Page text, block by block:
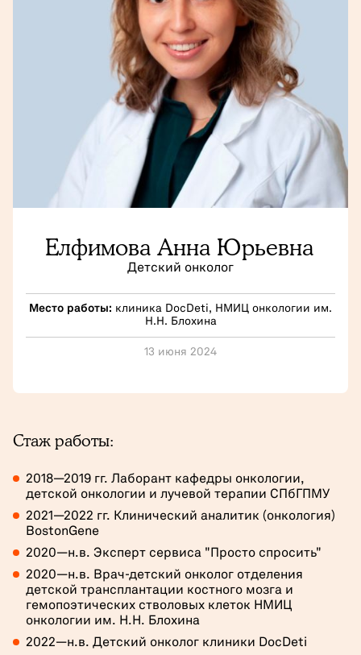
Елфимова Анна Юрьевна
Детский онколог
Место работы: клиника DocDeti, НМИЦ онкологии им.
Н.Н. Блохина
13 июня 2024
Стаж работы:
2018—2019 гг. Лаборант кафедры онкологии,
детской онкологии и лучевой терапии СПбГПМУ
2021—2022 гг. Клинический аналитик (онкология)
BostonGene
2020—н.в. Эксперт сервиса "Просто спросить"
2020—н.в. Врач-детский онколог отделения
детской трансплантации костного мозга и
гемопоэтических стволовых клеток НМИЦ
онкологии им. Н.Н. Блохина
2022—н.в. Детский онколог клиники DocDeti